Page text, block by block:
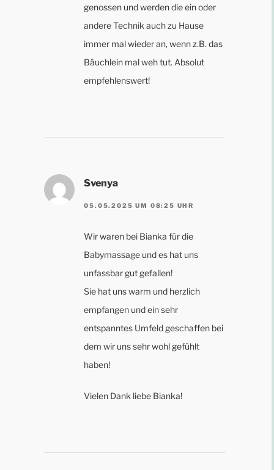
genossen und werden die ein oder
andere Technik auch zu Hause
immer mal wieder an, wenn z.B. das
Bäuchlein mal weh tut. Absolut
empfehlenswert!
Svenya
05.05.2025 UM 08:25 UHR
Wir waren bei Bianka für die
Babymassage und es hat uns
unfassbar gut gefallen!
Sie hat uns warm und herzlich
empfangen und ein sehr
entspanntes Umfeld geschaffen bei
dem wir uns sehr wohl gefühlt
haben!
Vielen Dank liebe Bianka!